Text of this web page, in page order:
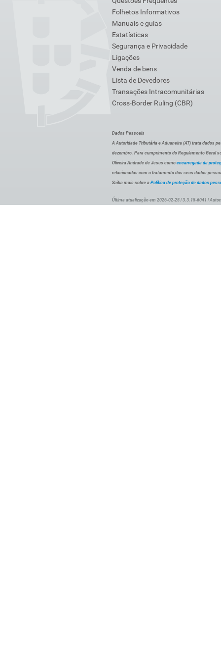
Folhetos Informativos
Manuais e guias
Estatísticas
Segurança e Privacidade
Ligações
Venda de bens
Lista de Devedores
Transações Intracomunitárias
Cross-Border Ruling (CBR)
Dados Pessoais
A Autoridade Tributária e Aduaneira (AT) trata dados
dezembro. Para cumprimento do Regulamento Geral
Oliveira Andrade de Jesus como encarregada da
relacionadas com o tratamento dos seus dados
Saiba mais sobre a Política de proteção de dados
Última atualização em 2026-02-25 | 3.3.15-6041 |